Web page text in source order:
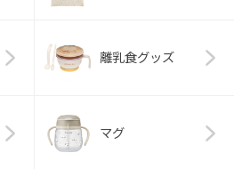
離乳食グッズ
マグ